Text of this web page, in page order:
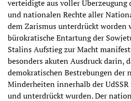
verteidigte aus voller Überzeugung
und nationalen Rechte aller
dem Zarismus unterdrückt worden
bürokratische Entartung der
Stalins Aufstieg zur Macht
besonders akuten Ausdruck darin,
demokratischen Bestrebungen der
Minderheiten innerhalb der
und unterdrückt wurden. Der